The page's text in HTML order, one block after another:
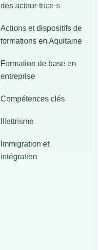
des acteur·trice·s
Actions et dispositifs de
formations en Aquitaine
Formation de base en
entreprise
Compétences clés
Illettrisme
Immigration et
intégration